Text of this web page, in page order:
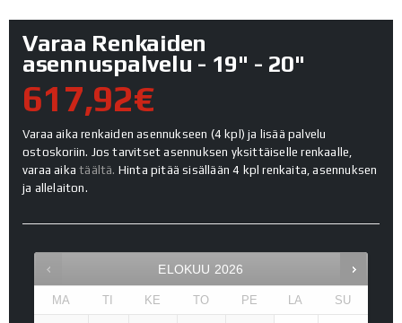
Varaa Renkaiden
asennuspalvelu - 19" - 20"
617,92€
Varaa aika renkaiden asennukseen (4 kpl) ja lisää palvelu
ostoskoriin. Jos tarvitset asennuksen yksittäiselle renkaalle,
varaa aikatäältä. Hinta pitää sisällään 4 kpl renkaita, asennuksen
ja allelaiton.
ELOKUU 2026
MA TI KE TO PE LA SU